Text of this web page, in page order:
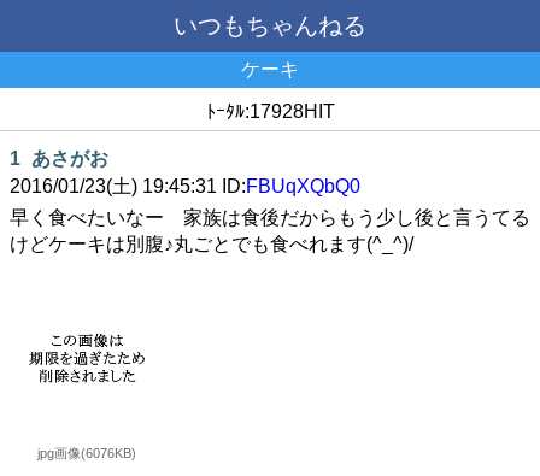
いつもちゃんねる
ケーキ
ﾄｰﾀﾙ:17928HIT
1 あさがお
2016/01/23(土) 19:45:31 ID:FBUqXQbQ0
早く食べたいなー 家族は食後だからもう少し後と言うてる
けどケーキは別腹♪丸ごとでも食べれます(^_^)/
jpg画像(6076KB)